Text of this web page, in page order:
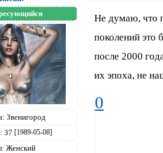
Звенигород
37 [1989-05-08]
Женский
Не думаю, что
поколений это
после 2000
их эпоха, не
0